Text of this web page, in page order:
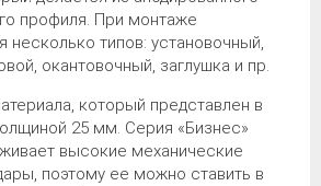
профиля. При монтаже
несколько типов: установочный,
окантовочный, заглушка и пр.
который представлен в
25 мм. Серия «Бизнес»
высокие механические
поэтому ее можно ставить в